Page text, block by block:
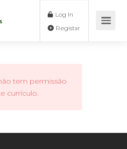
Log In
tem permissão
currículo.